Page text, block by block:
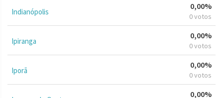
Indianópolis
0,00%
0 votos
Ipiranga
0,00%
0 votos
Iporã
0,00%
0 votos
0,00%